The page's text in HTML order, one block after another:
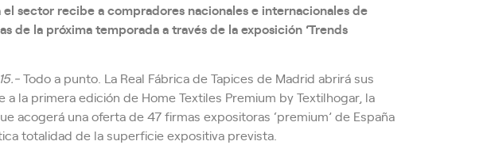
sector recibe a compradores nacionales e internacionales de
de la próxima temporada a través de la exposición ‘Trends
Todo a punto. La Real Fábrica de Tapices de Madrid abrirá sus
a la primera edición de Home Textiles Premium by Textilhogar, la
acogerá una oferta de 47 firmas expositoras ‘premium’ de España
totalidad de la superficie expositiva prevista.